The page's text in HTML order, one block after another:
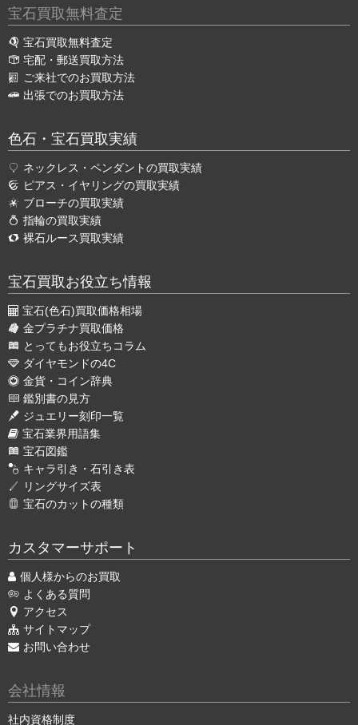
宝石買取無料査定
宝石買取無料査定
宅配・郵送買取方法
ご来社でのお買取方法
出張でのお買取方法
色石・宝石買取実績
ネックレス・ペンダントの買取実績
ピアス・イヤリングの買取実績
ブローチの買取実績
指輪の買取実績
裸石ルース買取実績
宝石買取お役立ち情報
宝石(色石)買取価格相場
金プラチナ買取価格
とってもお役立ちコラム
ダイヤモンドの4C
金貨・コイン辞典
鑑別書の見方
ジュエリー刻印一覧
宝石業界用語集
宝石図鑑
キャラ引き・石引き表
リングサイズ表
宝石のカットの種類
カスタマーサポート
個人様からのお買取
よくある質問
アクセス
サイトマップ
お問い合わせ
会社情報
社内資格制度